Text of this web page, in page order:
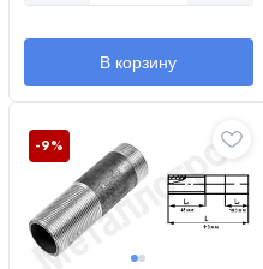
В корзину
-9%